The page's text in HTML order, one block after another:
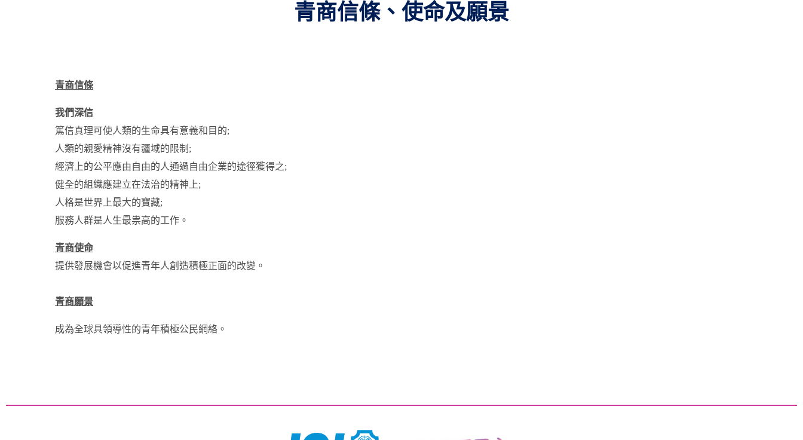
青商信條、使命及願景
青商信條
我們深信
篤信真理可使人類的生命具有意義和目的;
人類的親愛精神沒有疆域的限制;
經濟上的公平應由自由的人通過自由企業的途徑獲得之;
健全的組織應建立在法治的精神上;
人格是世界上最大的寶藏;
服務人群是人生最祟高的工作。
青商使命
提供發展機會以促進青年人創造積極正面的改變。
青商願景
成為全球具領導性的青年積極公民網絡。